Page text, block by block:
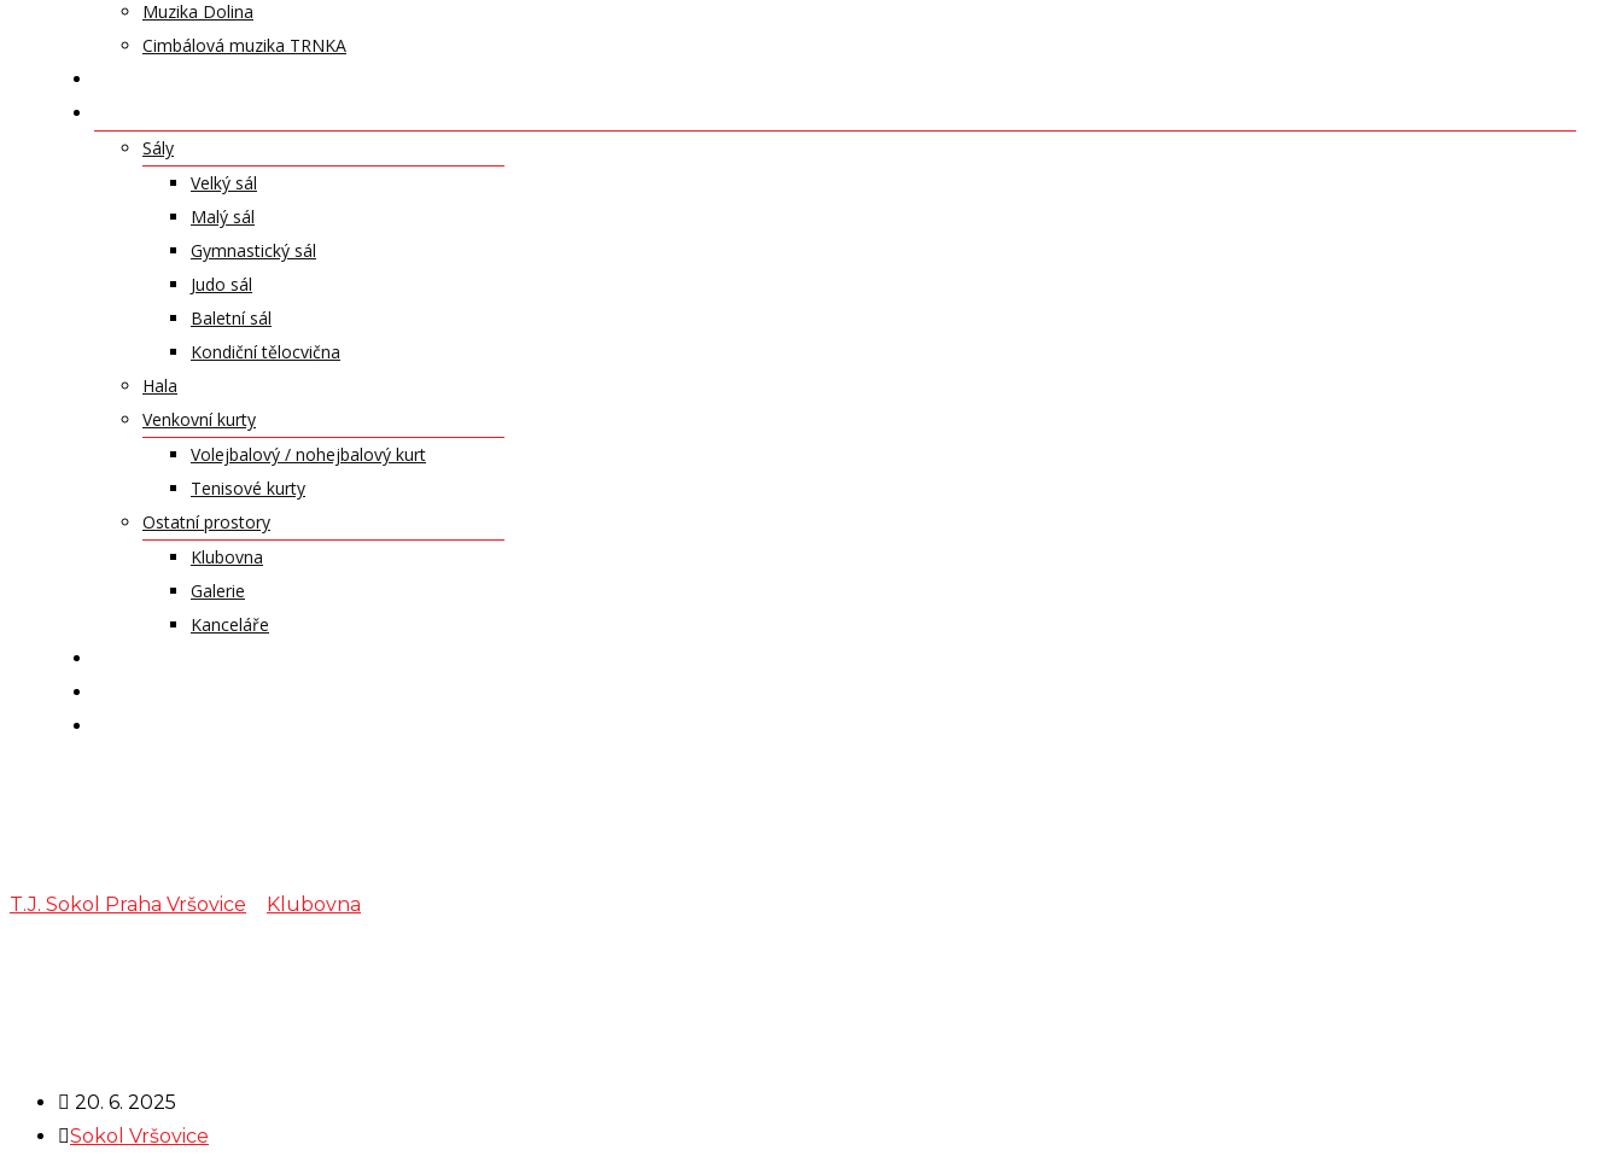
Muzika Dolina
Cimbálová muzika TRNKA
Sály
Velký sál
Malý sál
Gymnastický sál
Judo sál
Baletní sál
Kondiční tělocvična
Hala
Venkovní kurty
Volejbalový / nohejbalový kurt
Tenisové kurty
Ostatní prostory
Klubovna
Galerie
Kanceláře
T.J. Sokol Praha Vršovice Klubovna
20. 6. 2025
Sokol Vršovice